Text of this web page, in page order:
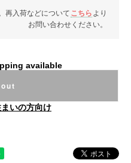
再入荷などについて こちら より
お問い合わせください。
available
いの方向け